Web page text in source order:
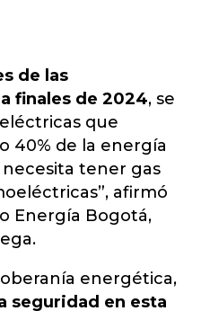
de las
finales de 2024, se
que
40% de la energía
necesita tener gas
afirmó
Energía Bogotá,
energética,
seguridad en esta